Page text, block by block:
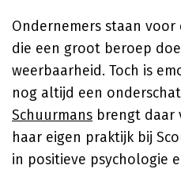
Ondernemers staan
die een groot beroep
weerbaarheid. Toch is
nog altijd een
Schuurmans brengt daar
haar eigen praktijk bij
in positieve psychologie